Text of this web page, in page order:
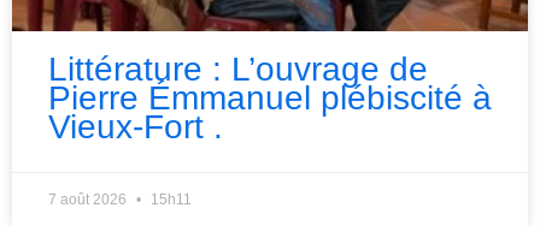
Littérature : L’ouvrage de
Pierre Émmanuel plébiscité à
Vieux-Fort .
7 août 2026 15h11